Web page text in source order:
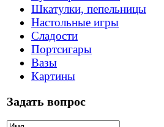
Шкатулки, пепельницы
Настольные игры
Сладости
Портсигары
Вазы
Картины
Задать вопрос